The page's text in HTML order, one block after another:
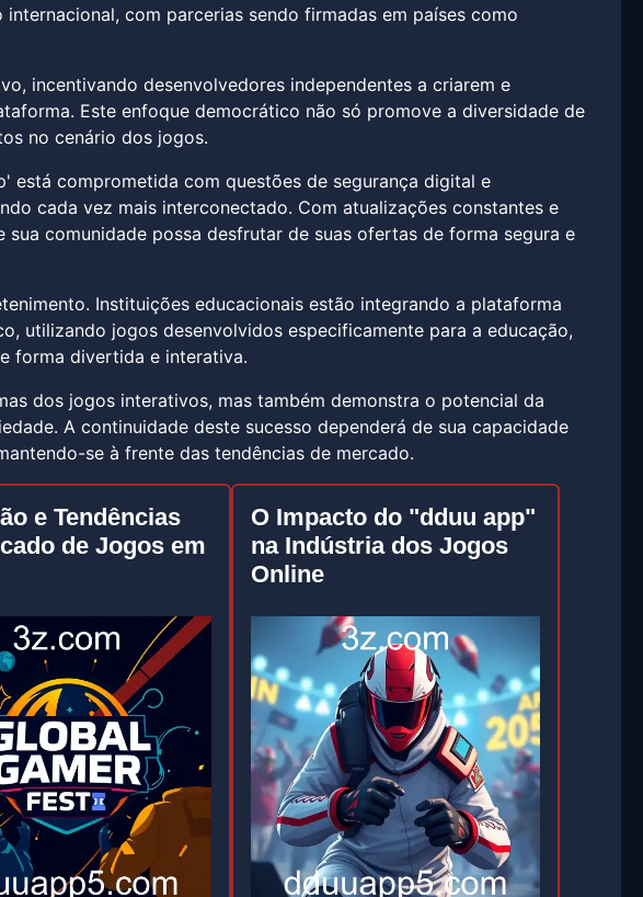
com parcerias sendo firmadas em países como
incentivando desenvolvedores independentes a criarem e
Este enfoque democrático não só promove a diversidade de
no cenário dos jogos.
está comprometida com questões de segurança digital e
cada vez mais interconectado. Com atualizações constantes e
comunidade possa desfrutar de suas ofertas de forma segura e
Instituições educacionais estão integrando a plataforma
utilizando jogos desenvolvidos especificamente para a educação,
forma divertida e interativa.
dos jogos interativos, mas também demonstra o potencial da
A continuidade deste sucesso dependerá de sua capacidade
se à frente das tendências de mercado.
e Tendências
de Jogos em
O Impacto do "dduu app"
na Indústria dos Jogos
Online